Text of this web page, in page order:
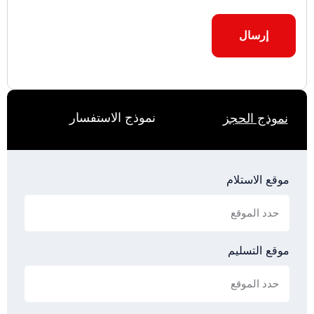
نموذج الحجز نموذج الاستفسار
موقع الاستلام
موقع التسليم